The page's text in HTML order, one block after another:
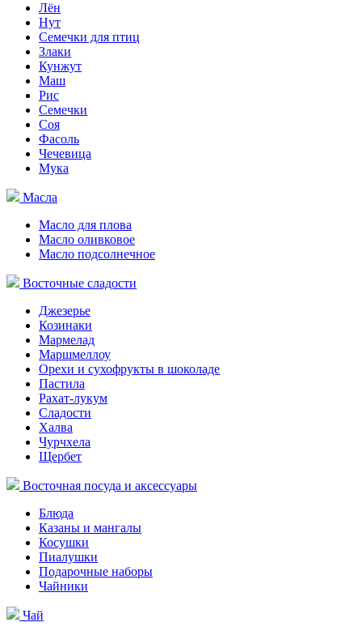
Лён
Нут
Семечки для птиц
Злаки
Кунжут
Маш
Рис
Семечки
Соя
Фасоль
Чечевица
Мука
Масла
Масло для плова
Масло оливковое
Масло подсолнечное
Восточные сладости
Джезерье
Козинаки
Мармелад
Маршмеллоу
Орехи и сухофрукты в шоколаде
Пастила
Рахат-лукум
Сладости
Халва
Чурчхела
Щербет
Восточная посуда и аксессуары
Блюда
Казаны и мангалы
Косушки
Пиалушки
Подарочные наборы
Чайники
Чай